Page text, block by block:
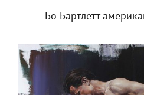
Бо Бартлетт